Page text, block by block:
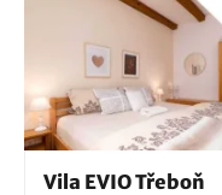
Vila EVIO Třeboň